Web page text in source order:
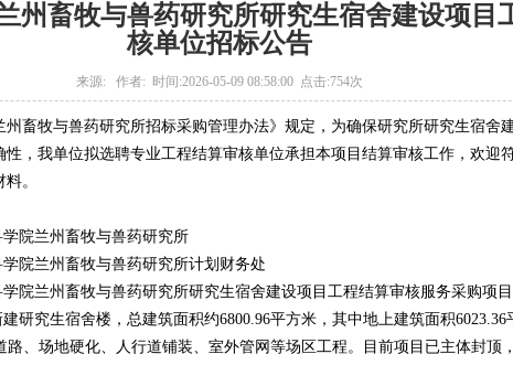
州畜牧与兽药研究所研究生宿舍建设项目
核单位招标公告
来源: 作者: 时间:2026-05-09 08:58:00 点击:754次
州畜牧与兽药研究所招标采购管理办法》规定，为确保研究所研究生宿舍
，我单位拟选聘专业工程结算审核单位承担本项目结算审核工作，欢迎
。
院兰州畜牧与兽药研究所
院兰州畜牧与兽药研究所计划财务处
院兰州畜牧与兽药研究所研究生宿舍建设项目工程结算审核服务采购项目
研究生宿舍楼，总建筑面积约6800.96平方米，其中地上建筑面积
路、场地硬化、人行道铺装、室外管网等场区工程。目前项目已主体封顶